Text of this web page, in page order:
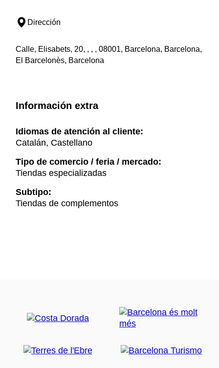
Dirección
Calle, Elisabets, 20, , , , 08001, Barcelona, Barcelona,
El Barcelonès, Barcelona
Información extra
Idiomas de atención al cliente:
Catalán, Castellano
Tipo de comercio / feria / mercado:
Tiendas especializadas
Subtipo:
Tiendas de complementos